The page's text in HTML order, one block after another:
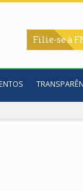
Filie-se